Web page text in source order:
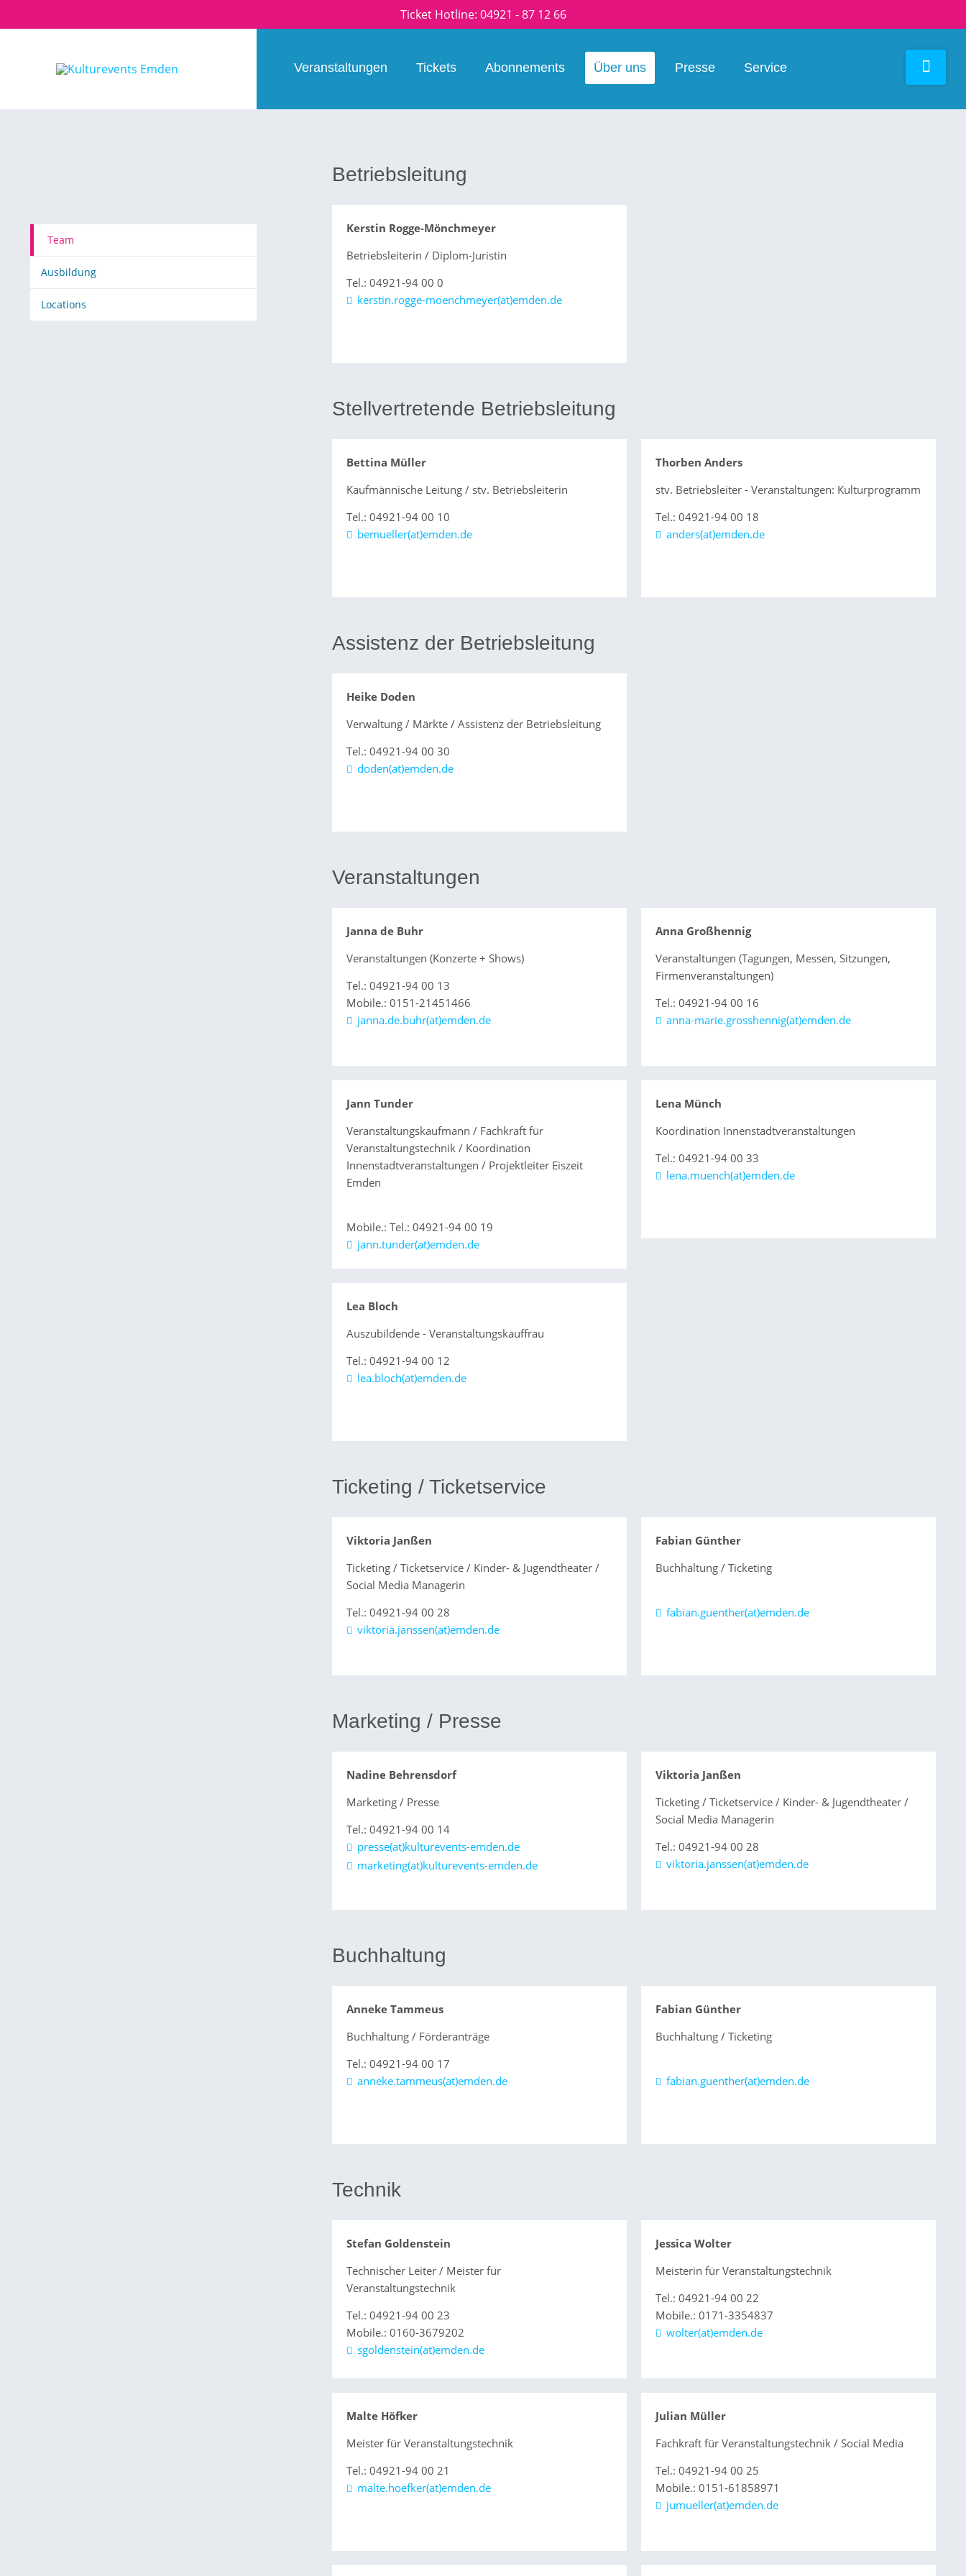
Ticket Hotline: 04921 - 87 12 66
Veranstaltungen Tickets Abonnements Über uns Presse Service
Team
Ausbildung
Locations
Betriebsleitung
Kerstin Rogge-Mönchmeyer
Betriebsleiterin / Diplom-Juristin
Tel.: 04921-94 00 0
kerstin.rogge-moenchmeyer(at)emden.de
Stellvertretende Betriebsleitung
Bettina Müller
Kaufmännische Leitung / stv. Betriebsleiterin
Tel.: 04921-94 00 10
bemueller(at)emden.de
Thorben Anders
stv. Betriebsleiter - Veranstaltungen: Kulturprogramm
Tel.: 04921-94 00 18
anders(at)emden.de
Assistenz der Betriebsleitung
Heike Doden
Verwaltung / Märkte / Assistenz der Betriebsleitung
Tel.: 04921-94 00 30
doden(at)emden.de
Veranstaltungen
Janna de Buhr
Veranstaltungen (Konzerte + Shows)
Tel.: 04921-94 00 13
Mobile.: 0151-21451466
janna.de.buhr(at)emden.de
Anna Großhennig
Veranstaltungen (Tagungen, Messen, Sitzungen,
Firmenveranstaltungen)
Tel.: 04921-94 00 16
anna-marie.grosshennig(at)emden.de
Jann Tunder
Veranstaltungskaufmann / Fachkraft für
Veranstaltungstechnik / Koordination
Innenstadtveranstaltungen / Projektleiter Eiszeit
Emden
Mobile.: Tel.: 04921-94 00 19
jann.tunder(at)emden.de
Lena Münch
Koordination Innenstadtveranstaltungen
Tel.: 04921-94 00 33
lena.muench(at)emden.de
Lea Bloch
Auszubildende - Veranstaltungskauffrau
Tel.: 04921-94 00 12
lea.bloch(at)emden.de
Ticketing / Ticketservice
Viktoria Janßen
Ticketing / Ticketservice / Kinder- & Jugendtheater /
Social Media Managerin
Tel.: 04921-94 00 28
viktoria.janssen(at)emden.de
Fabian Günther
Buchhaltung / Ticketing
fabian.guenther(at)emden.de
Marketing / Presse
Nadine Behrensdorf
Marketing / Presse
Tel.: 04921-94 00 14
presse(at)kulturevents-emden.de
marketing(at)kulturevents-emden.de
Viktoria Janßen
Ticketing / Ticketservice / Kinder- & Jugendtheater /
Social Media Managerin
Tel.: 04921-94 00 28
viktoria.janssen(at)emden.de
Buchhaltung
Anneke Tammeus
Buchhaltung / Förderanträge
Tel.: 04921-94 00 17
anneke.tammeus(at)emden.de
Fabian Günther
Buchhaltung / Ticketing
fabian.guenther(at)emden.de
Technik
Stefan Goldenstein
Technischer Leiter / Meister für
Veranstaltungstechnik
Tel.: 04921-94 00 23
Mobile.: 0160-3679202
sgoldenstein(at)emden.de
Jessica Wolter
Meisterin für Veranstaltungstechnik
Tel.: 04921-94 00 22
Mobile.: 0171-3354837
wolter(at)emden.de
Malte Höfker
Meister für Veranstaltungstechnik
Tel.: 04921-94 00 21
malte.hoefker(at)emden.de
Julian Müller
Fachkraft für Veranstaltungstechnik / Social Media
Tel.: 04921-94 00 25
Mobile.: 0151-61858971
jumueller(at)emden.de